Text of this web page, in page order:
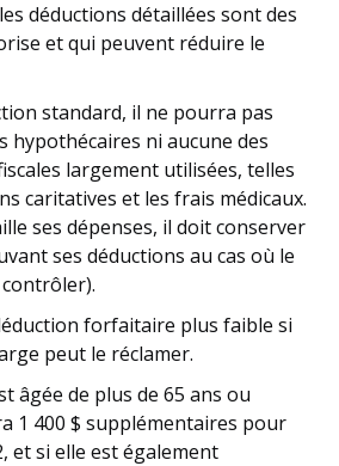
déductions détaillées sont des
et qui peuvent réduire le
standard, il ne pourra pas
hypothécaires ni aucune des
largement utilisées, telles
caritatives et les frais médicaux.
ses dépenses, il doit conserver
ses déductions au cas où le
forfaitaire plus faible si
peut le réclamer.
âgée de plus de 65 ans ou
1 400 $ supplémentaires pour
et si elle est également